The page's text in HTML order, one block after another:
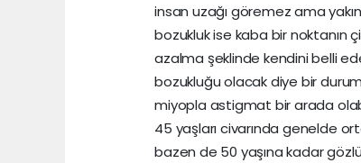
insan uzağı göremez ama
bozukluk ise kaba bir noktanın
azalma şeklinde kendini belli
bozukluğu olacak diye bir
miyopla astigmat bir arada
45 yaşları civarında genelde
bazen de 50 yaşına kadar